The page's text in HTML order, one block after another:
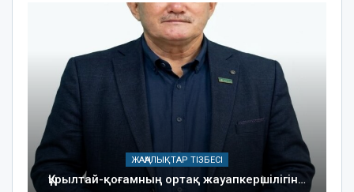
ЖАҢАЛЫҚТАР ТІЗБЕСІ
Құрылтай-қоғамның ортақ жауапкершілігін…